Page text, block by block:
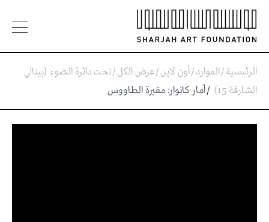
الرئيسية/الموارد/أون لاين/عرض الكل/تحت دائرة الضوء (بينالي
الشارقة 15)
/أمار كانوار: مقبرة الطاووس